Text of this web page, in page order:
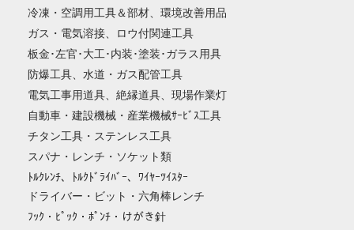
冷凍・空調用工具＆部材、環境改善用品
ガス・電気溶接、ロウ付関連工具
板金･左官･大工･内装･塗装･ガラス用具
防爆工具、水道・ガス配管工具
電気工事用道具、絶縁道具、現場作業灯
自動車・建設機械・産業機械ｻｰﾋﾞｽ工具
チタン工具・ステンレス工具
スパナ・レンチ・ソケット類
ﾄﾙｸﾚﾝﾁ、ﾄﾙｸﾄﾞﾗｲﾊﾞｰ、ﾜｲﾔｰﾂｲｽﾀｰ
ドライバー・ビット・六角棒レンチ
ﾌｯｸ・ﾋﾟｯｸ・ﾎﾟﾝﾁ・けがき針